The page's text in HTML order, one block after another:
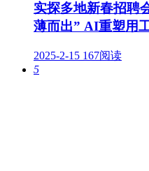
实探多地新春招聘
薄而出” AI重塑用
2025-2-15 167阅读
5